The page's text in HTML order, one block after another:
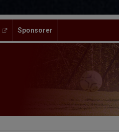
Sponsorer